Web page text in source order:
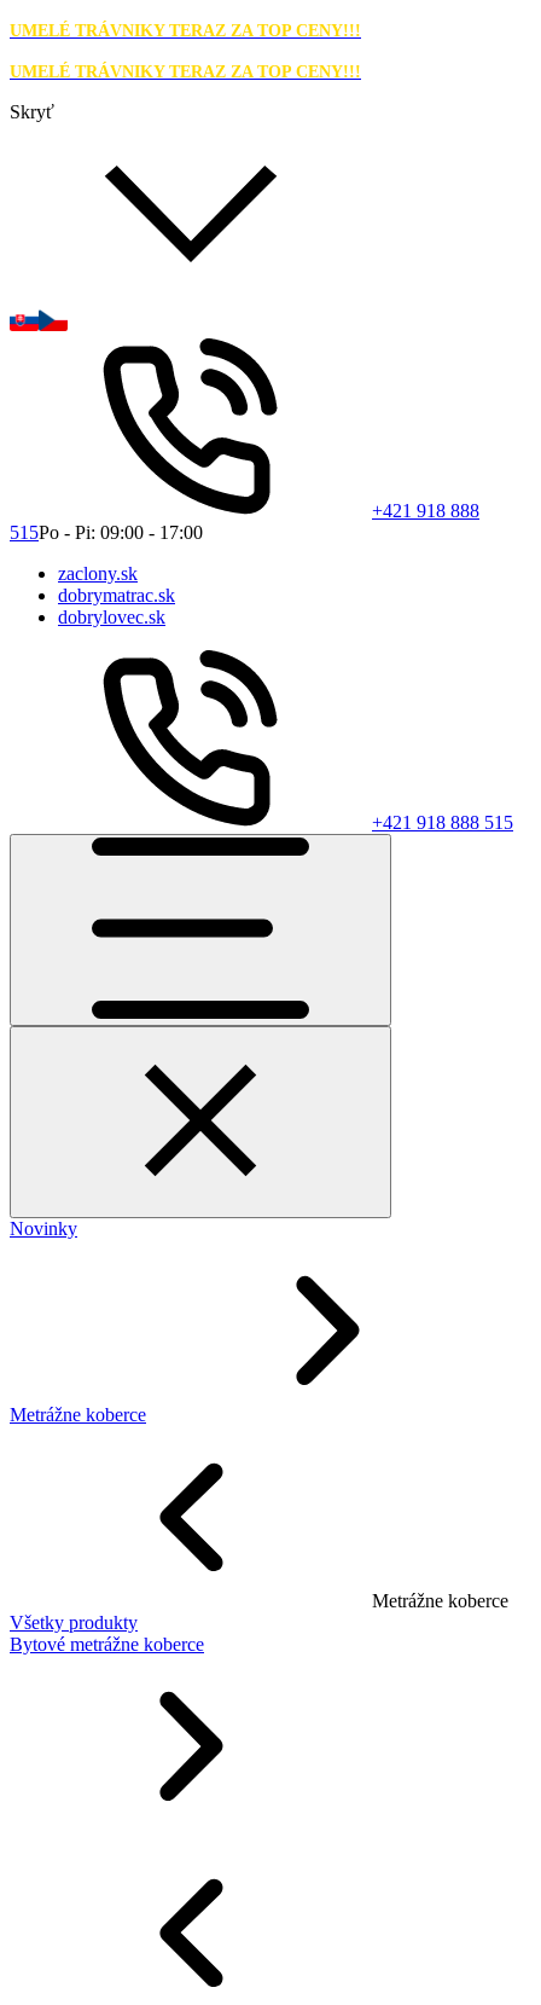
UMELÉ TRÁVNIKY TERAZ ZA TOP CENY!!!
UMELÉ TRÁVNIKY TERAZ ZA TOP CENY!!!
Skryť
+421 918 888
515Po - Pi: 09:00 - 17:00
zaclony.sk
dobrymatrac.sk
dobrylovec.sk
+421 918 888 515
Novinky
Metrážne koberce
Metrážne koberce
Všetky produkty
Bytové metrážne koberce